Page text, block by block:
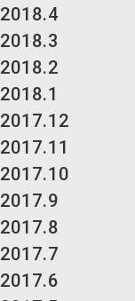
2018.4
2018.3
2018.2
2018.1
2017.12
2017.11
2017.10
2017.9
2017.8
2017.7
2017.6